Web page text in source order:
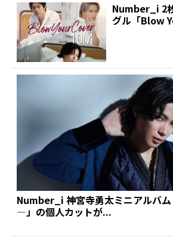
Number_i 2
グル「Blow
Number_i 神宮寺勇太ミニアルバ
―」の個人カットが...